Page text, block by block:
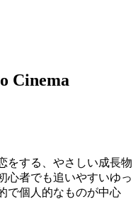
Cinema
をする、やさしい成長物
心者でも追いやすいゆっ
で個人的なものが中心